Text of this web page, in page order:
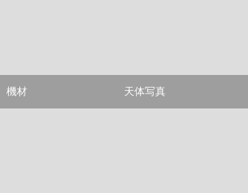
機材 天体写真